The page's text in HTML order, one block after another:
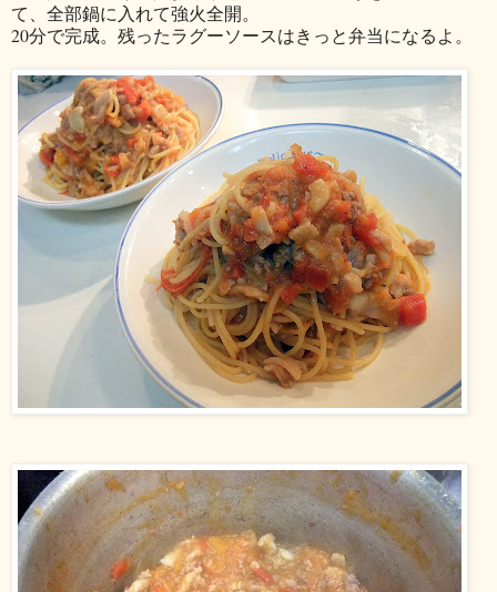
て、全部鍋に入れて強火全開。
20分で完成。残ったラグーソースはきっと弁当になるよ。